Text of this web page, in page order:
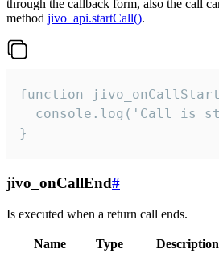
through the callback form, also the call
method jivo_api.startCall().
function
console.log('Call is
}
jivo_onCallEnd#
Is executed when a return call ends.
Name Type
Description